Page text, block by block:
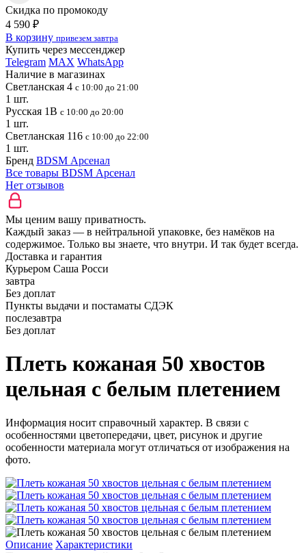
Скидка по промокоду
4 590 ₽
В корзину привезем завтра
Купить через мессенджер
Telegram MAX WhatsApp
Наличие в магазинах
Светланская 4 с 10:00 до 21:00
1 шт.
Русская 1В с 10:00 до 20:00
1 шт.
Светланская 116 с 10:00 до 22:00
1 шт.
Бренд BDSM Арсенал
Все товары BDSM Арсенал
Нет отзывов
Мы ценим вашу приватность.
Каждый заказ — в нейтральной упаковке, без намёков на
содержимое. Только вы знаете, что внутри. И так будет всегда.
Доставка и гарантия
Курьером Саша Росси
завтра
Без доплат
Пункты выдачи и постаматы СДЭК
послезавтра
Без доплат
Плеть кожаная 50 хвостов
цельная с белым плетением
Информация носит справочный характер. В связи с
особенностями цветопередачи, цвет, рисунок и другие
особенности материала могут отличаться от изображения на
фото.
Описание Характеристики